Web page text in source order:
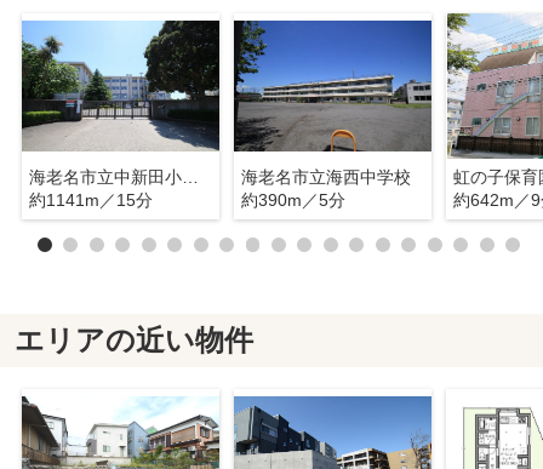
海老名市立中新田小学校
約1141m／15分
海老名市立海西中学校
約390m／5分
虹の子保育
約642m／
エリアの近い物件